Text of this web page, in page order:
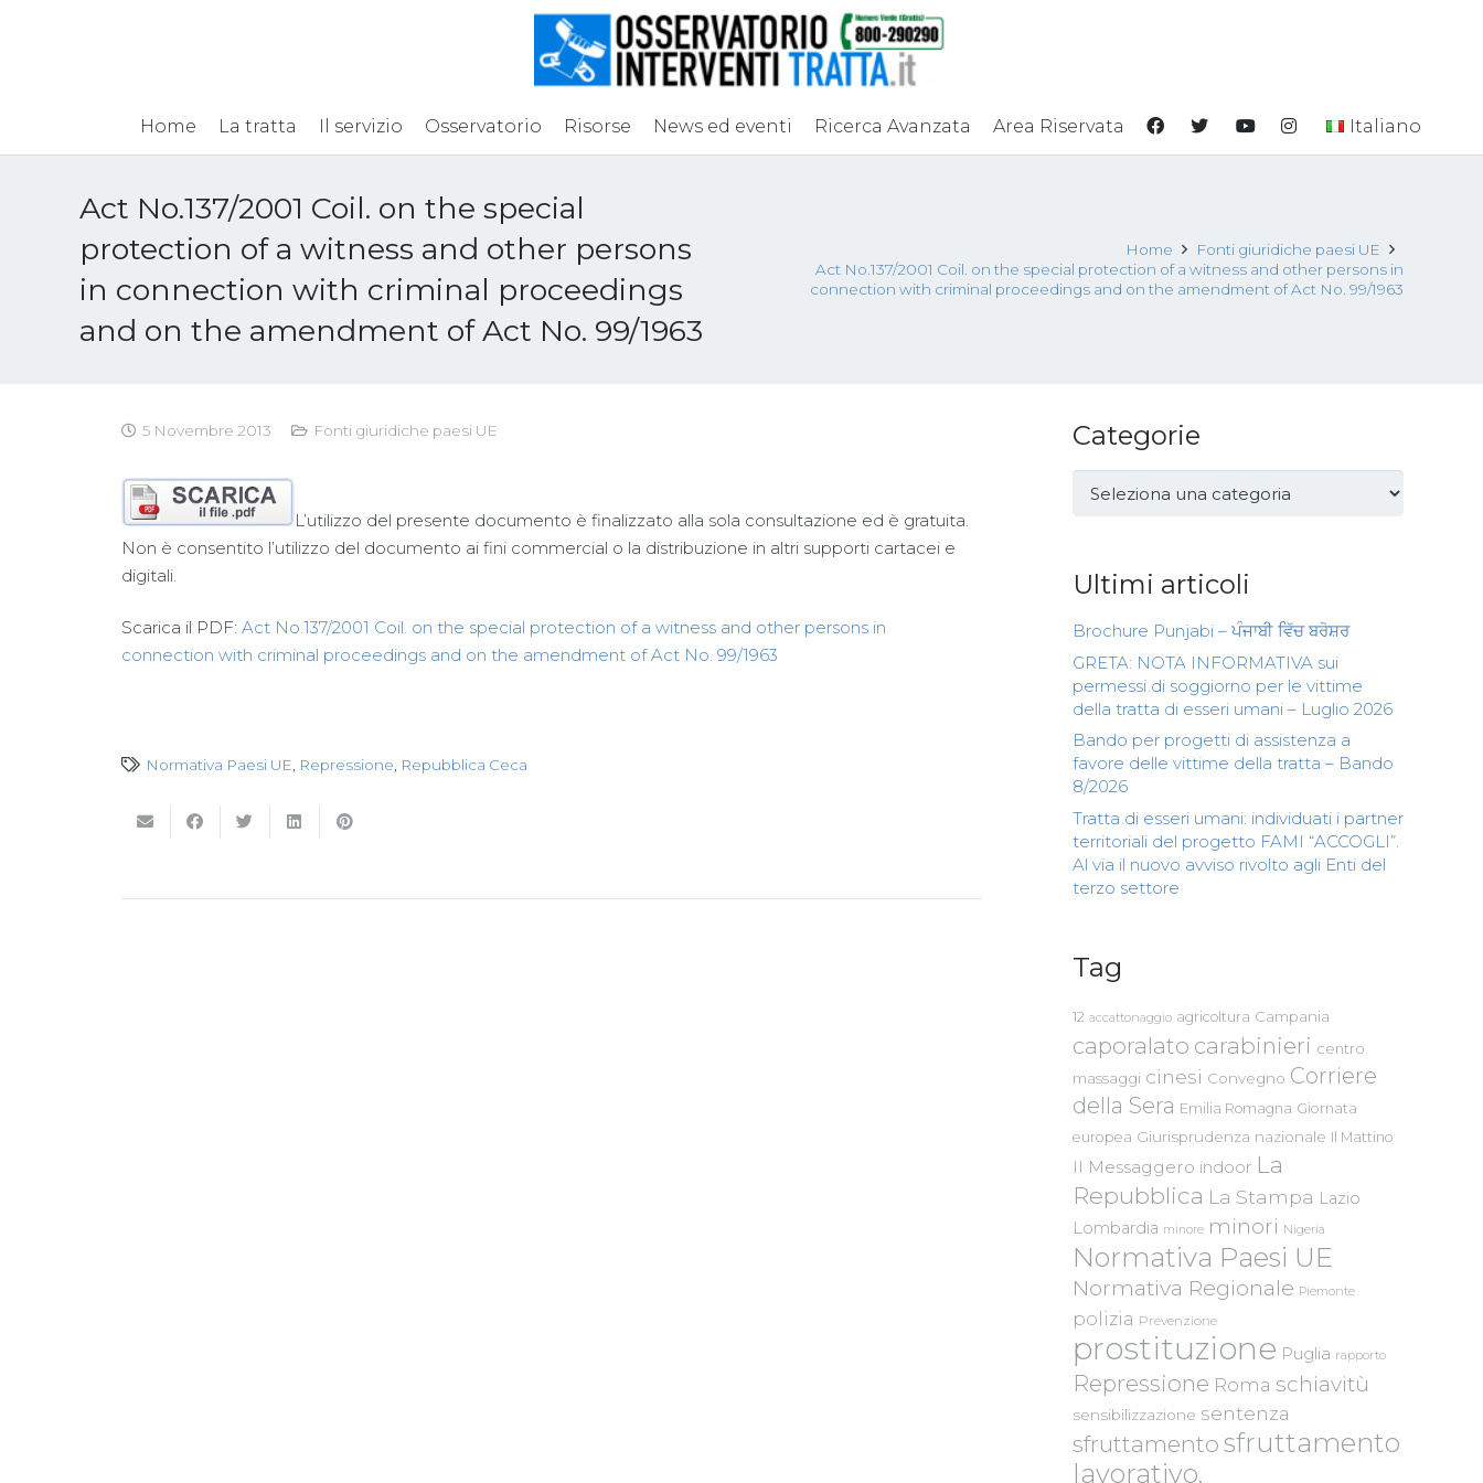
Home La tratta Il servizio Osservatorio Risorse News ed eventi Ricerca Avanzata Area Riservata Italiano
Act No.137/2001 Coil. on the special
protection of a witness and other persons
in connection with criminal proceedings
and on the amendment of Act No. 99/1963
Home
Fonti giuridiche paesi UE
Act No.137/2001 Coil. on the special protection of a witness and other persons in
connection with criminal proceedings and on the amendment of Act No. 99/1963
5 Novembre 2013 Fonti giuridiche paesi UE
L’utilizzo del presente documento è finalizzato alla sola consultazione ed è gratuita.
Non è consentito l’utilizzo del documento ai fini commercial o la distribuzione in altri supporti cartacei e
digitali.
Scarica il PDF: Act No.137/2001 Coil. on the special protection of a witness and other persons in
connection with criminal proceedings and on the amendment of Act No. 99/1963
Normativa Paesi UE Repressione Repubblica Ceca
Categorie
Categorie
Ultimi articoli
Brochure Punjabi – ਪੰਜਾਬੀ ਵਿੱਚ ਬਰੋਸ਼ਰ
GRETA: NOTA INFORMATIVA sui
permessi di soggiorno per le vittime
della tratta di esseri umani – Luglio 2026
Bando per progetti di assistenza a
favore delle vittime della tratta – Bando
8/2026
Tratta di esseri umani: individuati i partner
territoriali del progetto FAMI “ACCOGLI”.
Al via il nuovo avviso rivolto agli Enti del
terzo settore
Tag
12 accattonaggio agricoltura Campania
caporalato carabinieri centro
massaggi cinesi Convegno Corriere
della Sera Emilia Romagna Giornata
europea Giurisprudenza nazionale Il Mattino
Il Messaggero indoor La
Repubblica La Stampa Lazio
Lombardia minore minori Nigeria
Normativa Paesi UE
Normativa Regionale Piemonte
polizia Prevenzione
prostituzione Puglia rapporto
Repressione Roma schiavitù
sensibilizzazione sentenza
sfruttamento sfruttamento
lavorativo.